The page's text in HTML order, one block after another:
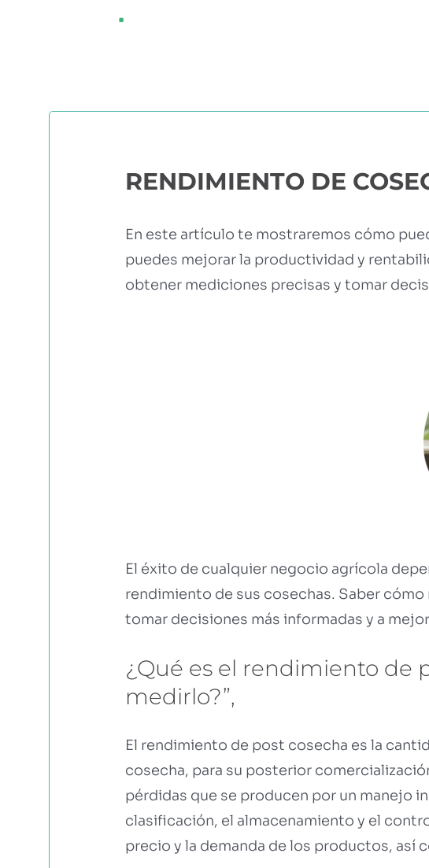
RENDIMIENTO DE
En este artículo te mostraremos cómo
puedes mejorar la productividad y
obtener mediciones precisas y tomar
El éxito de cualquier negocio agrícola
rendimiento de sus cosechas. Saber
tomar decisiones más informadas y a
¿Qué es el rendimiento de
medirlo?”,
El rendimiento de post cosecha es la
cosecha, para su posterior
pérdidas que se producen por un manejo
clasificación, el almacenamiento y el
precio y la demanda de los productos, así